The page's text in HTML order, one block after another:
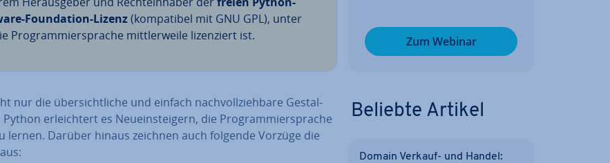
Foun­da­ti­on-Lizenz(kom­pa­ti­bel mit GNU GPL), unter
Pro­gram­mier­spra­che mitt­ler­wei­le li­zen­ziert ist.
nur die über­sicht­li­che und einfach nach­voll­zieh­ba­re Ge­stal­
er­leich­tert es Neu­ein­stei­gern, die Pro­gram­mier­spra­che
lernen. Darüber hinaus zeichnen auch folgende Vorzüge die
Zum Webinar
Beliebte Artikel
Domain Verkauf- und Handel: